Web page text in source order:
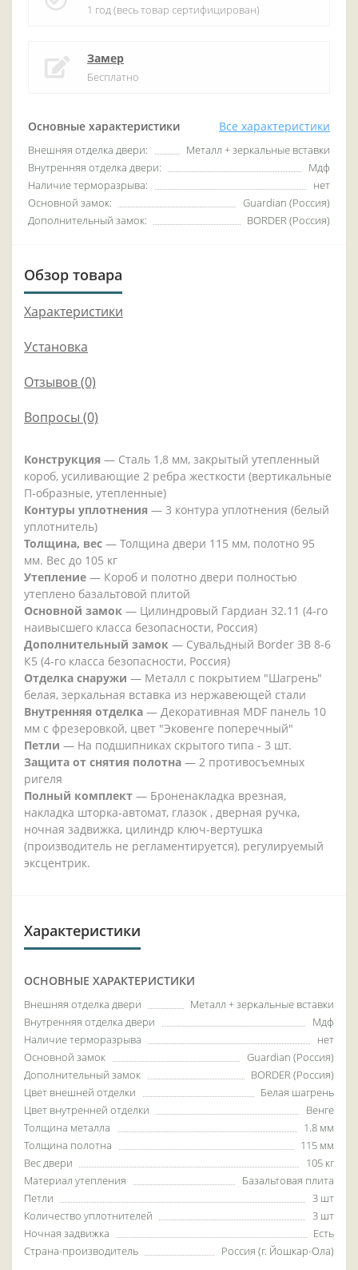
Основные характеристики Все характеристики
Внешняя отделка двери:
Металл + зеркальные вставки
Внутренняя отделка двери:
Мдф
Наличие терморазрыва:
нет
Основной замок:
Guardian (Россия)
Дополнительный замок:
BORDER (Россия)
1 год (весь товар сертифицирован)
Замер
Бесплатно
Обзор товара
Характеристики
Установка
Отзывов (0)
Вопросы (0)
Конструкция — Сталь 1,8 мм, закрытый утепленный
короб, усиливающие 2 ребра жесткости (вертикальные
П-образные, утепленные)
Контуры уплотнения — 3 контура уплотнения (белый
уплотнитель)
Толщина, вес — Толщина двери 115 мм, полотно 95
мм. Вес до 105 кг
Утепление — Короб и полотно двери полностью
утеплено базальтовой плитой
Основной замок — Цилиндровый Гардиан 32.11 (4-го
наивысшего класса безопасности, Россия)
Дополнительный замок — Сувальдный Border ЗВ 8-6
К5 (4-го класса безопасности, Россия)
Отделка снаружи — Металл с покрытием "Шагрень"
белая, зеркальная вставка из нержавеющей стали
Внутренняя отделка — Декоративная MDF панель 10
мм с фрезеровкой, цвет "Эковенге поперечный"
Петли — На подшипниках скрытого типа - 3 шт.
Защита от снятия полотна — 2 противосъемных
ригеля
Полный комплект — Броненакладка врезная,
накладка шторка-автомат, глазок , дверная ручка,
ночная задвижка, цилиндр ключ-вертушка
(производитель не регламентируется), регулируемый
эксцентрик.
Характеристики
ОСНОВНЫЕ ХАРАКТЕРИСТИКИ
Внешняя отделка двери
Металл + зеркальные вставки
Внутренняя отделка двери
Мдф
Наличие терморазрыва
нет
Основной замок
Guardian (Россия)
Дополнительный замок
BORDER (Россия)
Цвет внешней отделки
Белая шагрень
Цвет внутренней отделки
Венге
Толщина металла
1.8 мм
Толщина полотна
115 мм
Вес двери
105 кг
Материал утепления
Базальтовая плита
Петли
3 шт
Количество уплотнителей
3 шт
Ночная задвижка
Есть
Страна-производитель
Россия (г. Йошкар-Ола)